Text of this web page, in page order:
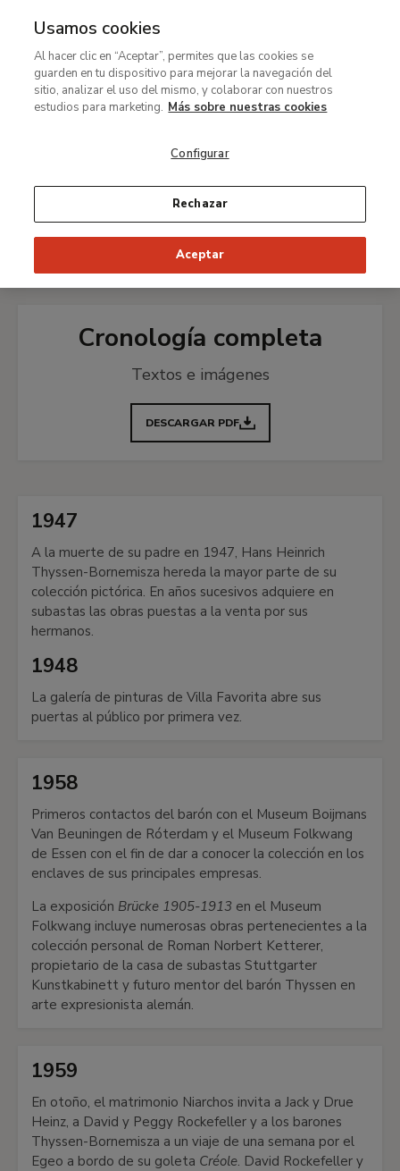
MENÚ
contenido
principal
Ruta
de
Exposiciones
Expresionismo alemán
La exposición desde tu móvil
Hans Heinrich Thyssen-
Bornemisza (1921-2002) y
el Expresionismo alemán
Cronología completa
Textos e imágenes
DESCARGAR PDF
1947
A la muerte de su padre en 1947, Hans Heinrich
Thyssen-Bornemisza hereda la mayor parte de su
colección pictórica. En años sucesivos adquiere en
subastas las obras puestas a la venta por sus
hermanos.
1948
La galería de pinturas de Villa Favorita abre sus
puertas al público por primera vez.
1958
Primeros contactos del barón con el Museum Boijmans
Van Beuningen de Róterdam y el Museum Folkwang
de Essen con el fin de dar a conocer la colección en los
enclaves de sus principales empresas.
La exposición Brücke 1905-1913 en el Museum
Folkwang incluye numerosas obras pertenecientes a la
colección personal de Roman Norbert Ketterer,
propietario de la casa de subastas Stuttgarter
Kunstkabinett y futuro mentor del barón Thyssen en
arte expresionista alemán.
1959
En otoño, el matrimonio Niarchos invita a Jack y Drue
Heinz, a David y Peggy Rockefeller y a los barones
Thyssen-Bornemisza a un viaje de una semana por el
Egeo a bordo de su goleta Créole. David Rockefeller y
Usamos cookies
Al hacer clic en “Aceptar”, permites que las cookies se
guarden en tu dispositivo para mejorar la navegación del
sitio, analizar el uso del mismo, y colaborar con nuestros
estudios para marketing. Más sobre nuestras cookies
Configurar
Rechazar
Aceptar